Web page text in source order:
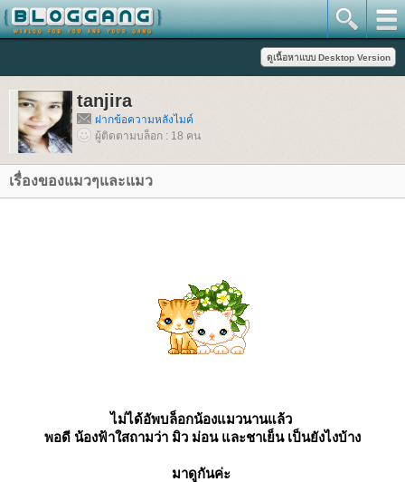
tanjira
ฝากข้อความหลังไมค์
ผู้ติดตามบล็อก : 18 คน
เรื่องของแมวๆและแมว
ไม่ได้อัพบล็อกน้องแมวนานแล้ว
พอดี น้องฟ้าใสถามว่า มิว ม่อน และชาเย็นเป็นยังไงบ้าง
มาดูกันค่ะ